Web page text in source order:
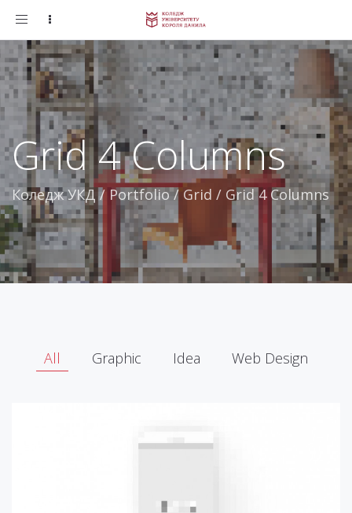
Toggle
Grid 4 Columns
Коледж УКД/ Portfolio/ Grid / Grid 4 Columns
All Graphic Idea Web Design